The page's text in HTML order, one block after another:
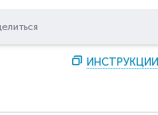
ИНСТРУКЦИИ